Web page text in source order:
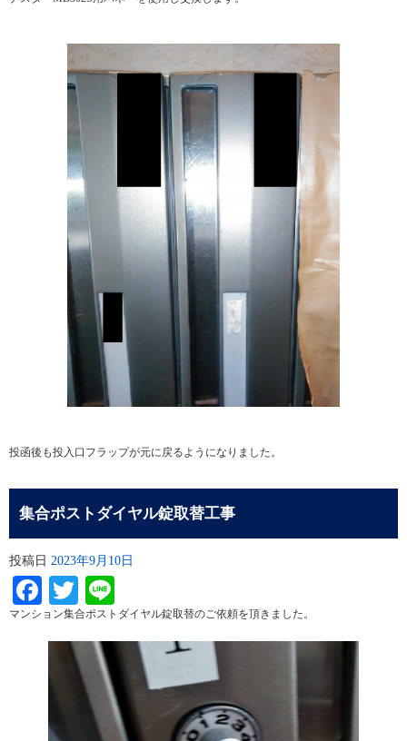
投函後も投入口フラップが元に戻るようになりました。
集合ポストダイヤル錠取替工事
投稿日 2023年9月10日
Facebook
Twitter
マンション集合ポストダイヤル錠取替のご依頼を頂きました。